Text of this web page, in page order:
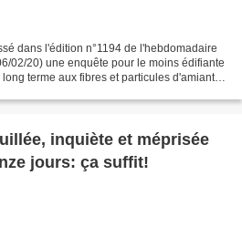
dans l'édition n°1194 de l'hebdomadaire
02/20) une enquête pour le moins édifiante
terme aux fibres et particules d'amiante
inquiète et méprisée
jours: ça suffit!